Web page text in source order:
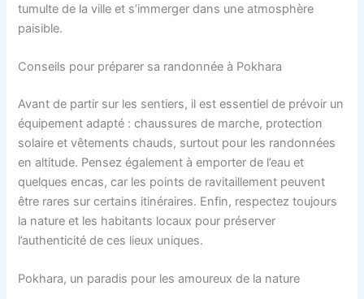
tumulte de la ville et s’immerger dans une atmosphère
paisible.
Conseils pour préparer sa randonnée à Pokhara
Avant de partir sur les sentiers, il est essentiel de prévoir un
équipement adapté : chaussures de marche, protection
solaire et vêtements chauds, surtout pour les randonnées
en altitude. Pensez également à emporter de l’eau et
quelques encas, car les points de ravitaillement peuvent
être rares sur certains itinéraires. Enfin, respectez toujours
la nature et les habitants locaux pour préserver
l’authenticité de ces lieux uniques.
Pokhara, un paradis pour les amoureux de la nature